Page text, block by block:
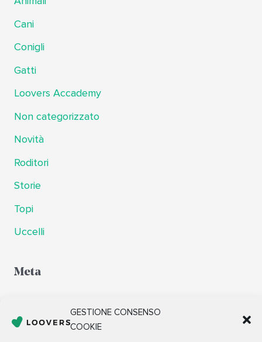
GESTIONE CONSENSO
COOKIE
Cani
Conigli
Gatti
Loovers Accademy
Non categorizzato
Novità
Roditori
Storie
Topi
Uccelli
Meta
Feed dei contenuti